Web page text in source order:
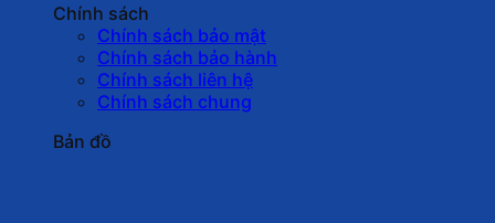
Chính sách
Chính sách bảo mật
Chính sách bảo hành
Chính sách liên hệ
Chính sách chung
Bản đồ